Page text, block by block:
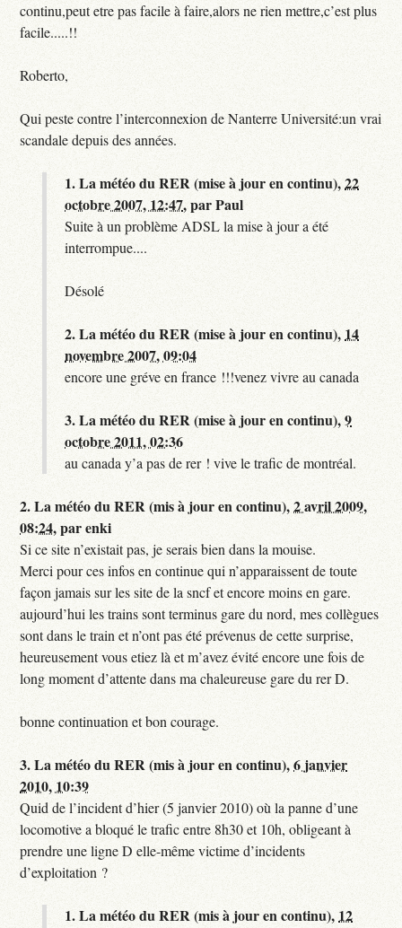
continu,peut etre pas facile à faire,alors ne rien mettre,c’est plus
facile.....!!
Roberto,
Qui peste contre l’interconnexion de Nanterre Université:un vrai
scandale depuis des années.
1.La météo du RER (mise à jour en continu),22
octobre 2007, 12:47,parPaul
Suite à un problème ADSL la mise à jour a été
interrompue....
Désolé
2.La météo du RER (mise à jour en continu), 14
novembre 2007, 09:04
encore une gréve en france !!!venez vivre au canada
3.La météo du RER (mise à jour en continu),9
octobre 2011, 02:36
au canada y’a pas de rer ! vive le trafic de montréal.
2.La météo du RER (mis à jour en continu),2 avril 2009,
08:24,parenki
Si ce site n’existait pas, je serais bien dans la mouise.
Merci pour ces infos en continue qui n’apparaissent de toute
façon jamais sur les site de la sncf et encore moins en gare.
aujourd’hui les trains sont terminus gare du nord, mes collègues
sont dans le train et n’ont pas été prévenus de cette surprise,
heureusement vous etiez là et m’avez évité encore une fois de
long moment d’attente dans ma chaleureuse gare du rer D.
bonne continuation et bon courage.
3.La météo du RER (mis à jour en continu),6 janvier
2010, 10:39
Quid de l’incident d’hier (5 janvier 2010) où la panne d’une
locomotive a bloqué le trafic entre 8h30 et 10h, obligeant à
prendre une ligne D elle-même victime d’incidents
d’exploitation ?
1.La météo du RER (mis à jour en continu), 12